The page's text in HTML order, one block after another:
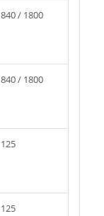
840 / 1800
840 / 1800
125
125